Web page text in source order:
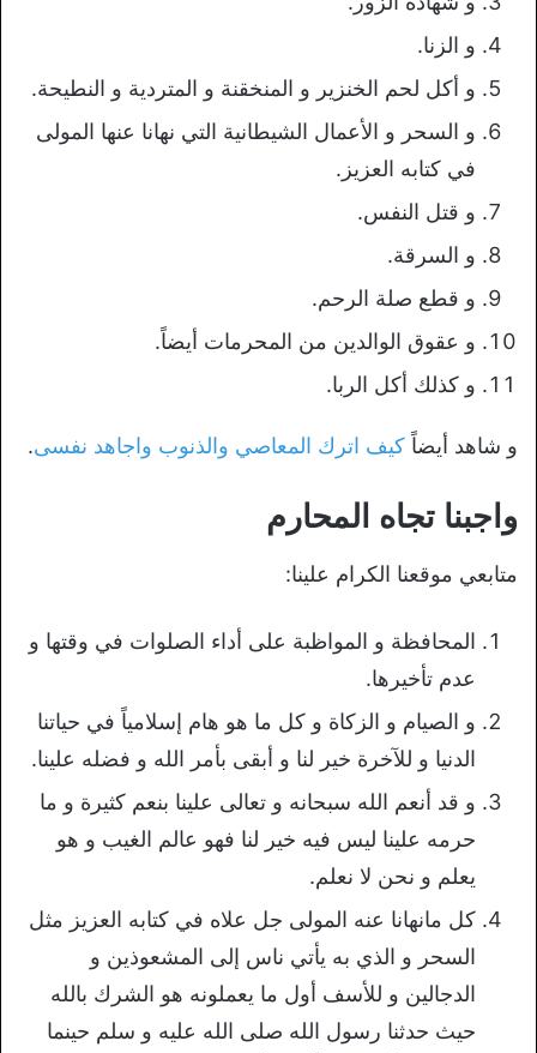
و الزنا.
و أكل لحم الخنزير و المنخقنة و المتردية و النطيحة.
و السحر و الأعمال الشيطانية التي نهانا عنها المولى
في كتابه العزيز.
و قتل النفس.
و السرقة.
و قطع صلة الرحم.
و عقوق الوالدين من المحرمات أيضاً.
و كذلك أكل الربا.
و شاهد أيضاً كيف اترك المعاصي والذنوب واجاهد نفسى.
واجبنا تجاه المحارم
متابعي موقعنا الكرام علينا:
المحافظة و المواظبة على أداء الصلوات في وقتها و
عدم تأخيرها.
و الصيام و الزكاة و كل ما هو هام إسلامياً في حياتنا
الدنيا و للآخرة خير لنا و أبقى بأمر الله و فضله علينا.
و قد أنعم الله سبحانه و تعالى علينا بنعم كثيرة و ما
حرمه علينا ليس فيه خير لنا فهو عالم الغيب و هو
يعلم و نحن لا نعلم.
كل مانهانا عنه المولى جل علاه في كتابه العزيز مثل
السحر و الذي به يأتي ناس إلى المشعوذين و
الدجالين و للأسف أول ما يعملونه هو الشرك بالله
حيث حدثنا رسول الله صلى الله عليه و سلم حينما